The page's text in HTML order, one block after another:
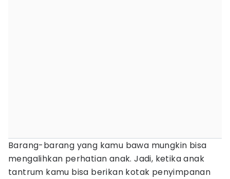
Barang-barang yang kamu bawa mungkin bisa
mengalihkan perhatian anak. Jadi, ketika anak
tantrum kamu bisa berikan kotak penyimpanan